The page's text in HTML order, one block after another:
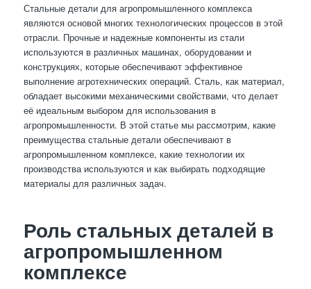
Стальные детали для агропромышленного комплекса
являются основой многих технологических процессов в этой
отрасли. Прочные и надежные компоненты из стали
используются в различных машинах, оборудовании и
конструкциях, которые обеспечивают эффективное
выполнение агротехнических операций. Сталь, как материал,
обладает высокими механическими свойствами, что делает
её идеальным выбором для использования в
агропромышленности. В этой статье мы рассмотрим, какие
преимущества стальные детали обеспечивают в
агропромышленном комплексе, какие технологии их
производства используются и как выбирать подходящие
материалы для различных задач.
Роль стальных деталей в
агропромышленном
комплексе